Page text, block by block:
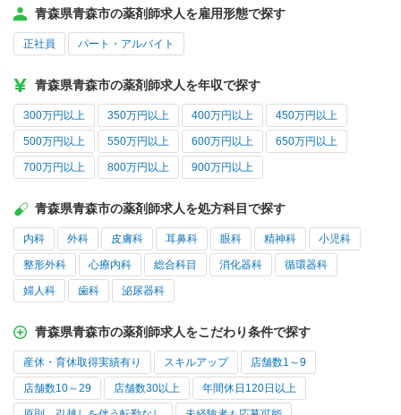
青森県青森市の薬剤師求人を雇用形態で探す
正社員 パート・アルバイト
青森県青森市の薬剤師求人を年収で探す
300万円以上 350万円以上 400万円以上 450万円以上
500万円以上 550万円以上 600万円以上 650万円以上
700万円以上 800万円以上 900万円以上
青森県青森市の薬剤師求人を処方科目で探す
内科 外科 皮膚科 耳鼻科 眼科 精神科 小児科
整形外科 心療内科 総合科目 消化器科 循環器科
婦人科 歯科 泌尿器科
青森県青森市の薬剤師求人をこだわり条件で探す
産休・育休取得実績有り スキルアップ 店舗数1～9
店舗数10～29 店舗数30以上 年間休日120日以上